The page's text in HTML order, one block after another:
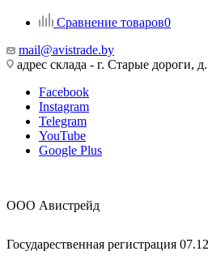
Сравнение товаров0
mail@avistrade.by
адрес склада - г. Старые дороги,
Facebook
Instagram
Telegram
YouTube
Google Plus
ООО Авистрейд
Государественная регистрация